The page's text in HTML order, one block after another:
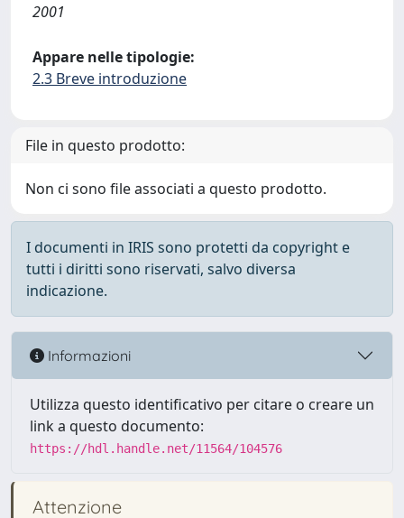
2001
Appare nelle tipologie:
2.3 Breve introduzione
File in questo prodotto:
Non ci sono file associati a questo prodotto.
I documenti in IRIS sono protetti da copyright e
tutti i diritti sono riservati, salvo diversa
indicazione.
Informazioni
Utilizza questo identificativo per citare o creare un
link a questo documento:
https://hdl.handle.net/11564/104576
Attenzione